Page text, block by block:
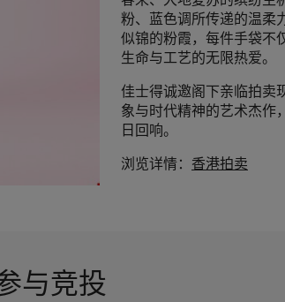
粉、蓝色调所传递的温柔
似锦的粉霞，每件手袋不
生命与工艺的无限热爱。
佳士得诚邀阁下亲临拍卖
象与时代精神的艺术杰作
日回响。
浏览详情： 香港拍卖
与竞投